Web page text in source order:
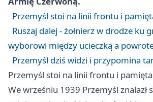
Przemyśl stoi na linii frontu i
Ruszaj dalej - żołnierz w drodze ku
wyborowi między ucieczką a
Przemyśl dziś widzi i przypomina
Przemyśl stoi na linii frontu i
We wrześniu 1939 Przemyśl znalazł